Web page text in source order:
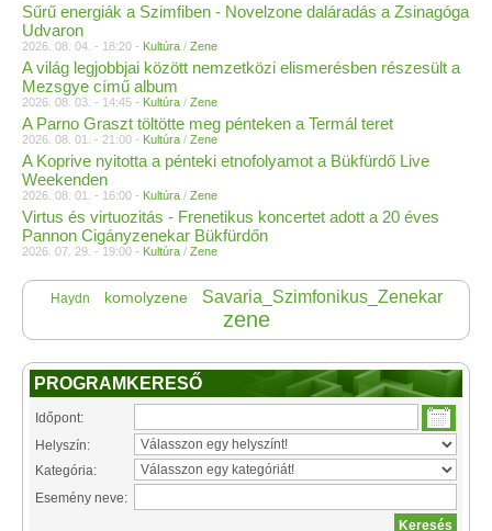
Sűrű energiák a Szimfiben - Novelzone daláradás a Zsinagóga
Udvaron
2026. 08. 04. - 18:20 - Kultúra / Zene
A világ legjobbjai között nemzetközi elismerésben részesült a
Mezsgye című album
2026. 08. 03. - 14:45 - Kultúra / Zene
A Parno Graszt töltötte meg pénteken a Termál teret
2026. 08. 01. - 21:00 - Kultúra / Zene
A Koprive nyitotta a pénteki etnofolyamot a Bükfürdő Live
Weekenden
2026. 08. 01. - 16:00 - Kultúra / Zene
Virtus és virtuozitás - Frenetikus koncertet adott a 20 éves
Pannon Cigányzenekar Bükfürdőn
2026. 07. 29. - 19:00 - Kultúra / Zene
Haydn komolyzene Savaria_Szimfonikus_Zenekar
zene
PROGRAMKERESŐ
Időpont:
Helyszín:
Kategória:
Esemény neve: